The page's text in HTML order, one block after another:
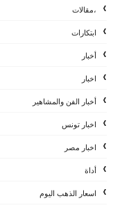
،مقالات
ابتكارات
أخبار
اخبار
أخبار الفن والمشاهير
اخبار تونس
اخبار مصر
أداة
اسعار الذهب اليوم